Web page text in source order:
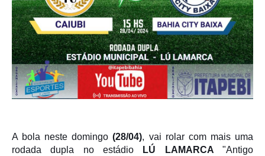
A bola neste domingo(28/04), vai rolar com mais uma
rodada dupla no estádio
LÚ LAMARCA"Antigo